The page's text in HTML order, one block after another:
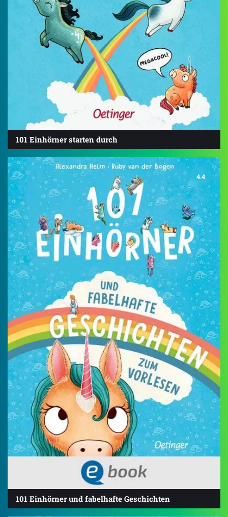
101 Einhörner starten durch
4.4
101 Einhörner und fabelhafte Geschichten